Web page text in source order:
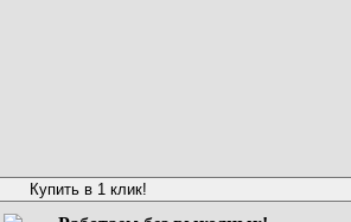
Купить в 1 клик!